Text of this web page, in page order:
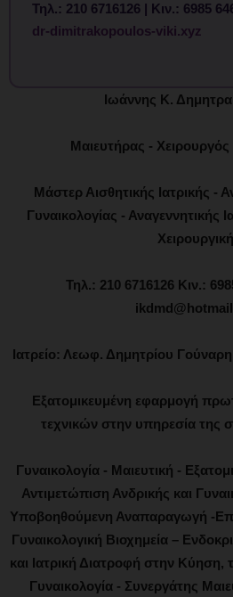
Τηλ.: 210 6716126 | Κιν.: 6985
dr-dimitrakopoulos-viki.xyz
Ιωάννης Κ.
Μαιευτήρας - Χειρουργός
Μάστερ Αισθητικής Ιατρικής -
Γυναικολογίας - Αναγεννητικής
Τηλ.: 210 6716126 Κιν.:
Ιατρείο: Λεωφ. Δημητρίου
Εξατομικευμένη εφαρμογή
τεχνικών στην υπηρεσία της
Γυναικολογία - Μαιευτική -
Αντιμετώπιση Ανδρικής και
Υποβοηθούμενη Αναπαραγωγή -
Γυναικολογική Βιοχημεία –
και Ιατρική Διατροφή στην Κύηση,
Γυναικολογία - Συνεργάτης